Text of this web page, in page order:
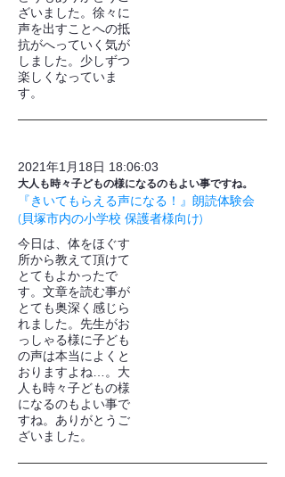
ざいました。徐々に
声を出すことへの抵
抗がへっていく気が
しました。少しずつ
楽しくなっていま
す。
2021年1月18日 18:06:03
大人も時々子どもの様になるのもよい事ですね。
『きいてもらえる声になる！』朗読体験会
(貝塚市内の小学校 保護者様向け)
今日は、体をほぐす
所から教えて頂けて
とてもよかったで
す。文章を読む事が
とても奥深く感じら
れました。先生がお
っしゃる様に子ども
の声は本当によくと
おりますよね…。大
人も時々子どもの様
になるのもよい事で
すね。ありがとうご
ざいました。